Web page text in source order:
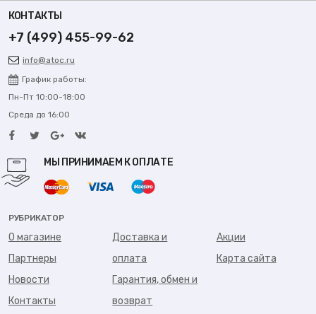
КОНТАКТЫ
+7 (499) 455-99-62
info@atoc.ru
График работы:
Пн-Пт 10:00-18:00
Среда до 16:00
МЫ ПРИНИМАЕМ К ОПЛАТЕ
РУБРИКАТОР
О магазине
Партнеры
Новости
Контакты
Доставка и
оплата
Гарантия, обмен и
возврат
Акции
Карта сайта